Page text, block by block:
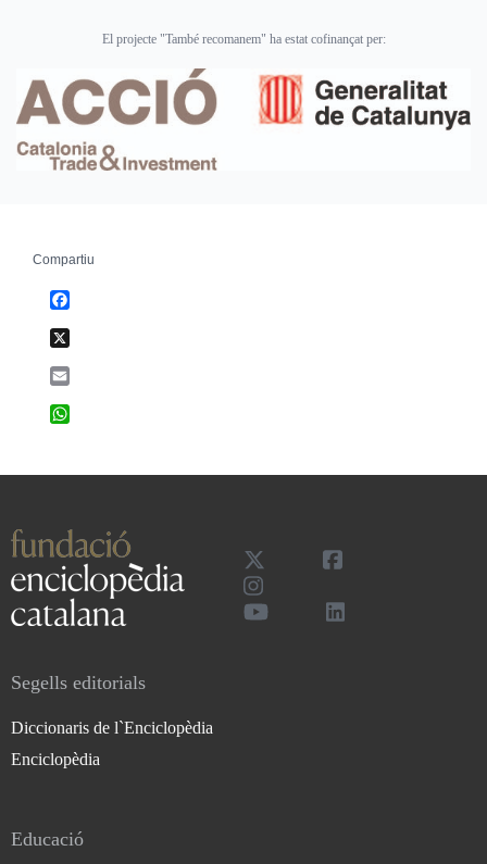
El projecte "També recomanem" ha estat cofinançat per:
Compartiu
Segells editorials
Diccionaris de l`Enciclopèdia
Enciclopèdia
Educació